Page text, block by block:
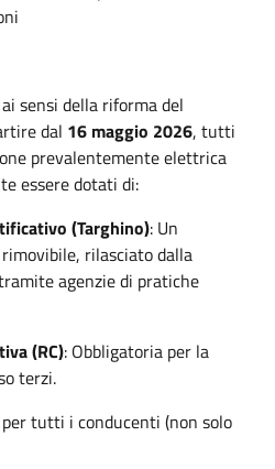
sensi della riforma del
dal 16 maggio 2026, tutti
prevalentemente elettrica
essere dotati di:
(Targhino): Un
rilasciato dalla
agenzie di pratiche
(RC): Obbligatoria per la
terzi.
tutti i conducenti (non solo